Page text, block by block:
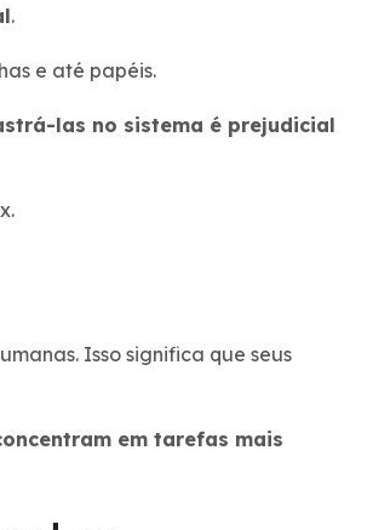
.
e até papéis.
las no sistema é prejudicial
Isso significa que seus
em tarefas mais